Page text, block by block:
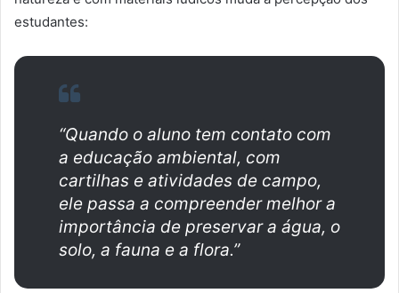
estudantes:
“Quando o aluno tem contato com
a educação ambiental, com
cartilhas e atividades de campo,
ele passa a compreender melhor a
importância de preservar a água, o
solo, a fauna e a flora.”